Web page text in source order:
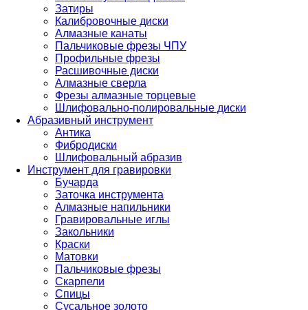
Затиры
Калибровочные диски
Алмазные канаты
Пальчиковые фрезы ЧПУ
Профильные фрезы
Расшивочные диски
Алмазные сверла
Фрезы алмазные торцевые
Шлифовально-полировальные диски
Абразивный инструмент
Антика
Фибродиски
Шлифовальный абразив
Инструмент для гравировки
Бучарда
Заточка инструмента
Алмазные напильники
Гравировальные иглы
Закольники
Краски
Матовки
Пальчиковые фрезы
Скарпели
Спицы
Сусальное золото